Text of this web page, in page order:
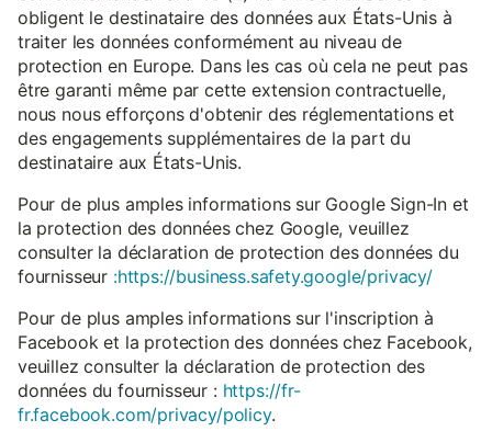
obligent le destinataire des données aux États-Unis à
traiter les données conformément au niveau de
protection en Europe. Dans les cas où cela ne peut pas
être garanti même par cette extension contractuelle,
nous nous efforçons d'obtenir des réglementations et
des engagements supplémentaires de la part du
destinataire aux États-Unis.
Pour de plus amples informations sur Google Sign-In et
la protection des données chez Google, veuillez
consulter la déclaration de protection des données du
fournisseur :https://business.safety.google/privacy/
Pour de plus amples informations sur l'inscription à
Facebook et la protection des données chez Facebook,
veuillez consulter la déclaration de protection des
données du fournisseur : https://fr-
fr.facebook.com/privacy/policy.